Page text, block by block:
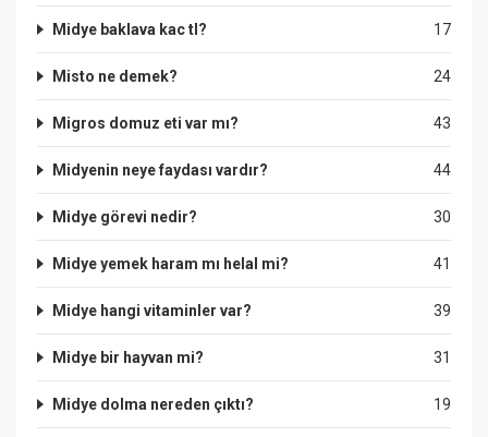
17
Midye baklava kac tl?
24
Misto ne demek?
43
Migros domuz eti var mı?
44
Midyenin neye faydası vardır?
30
Midye görevi nedir?
41
Midye yemek haram mı helal mi?
39
Midye hangi vitaminler var?
31
Midye bir hayvan mi?
19
Midye dolma nereden çıktı?